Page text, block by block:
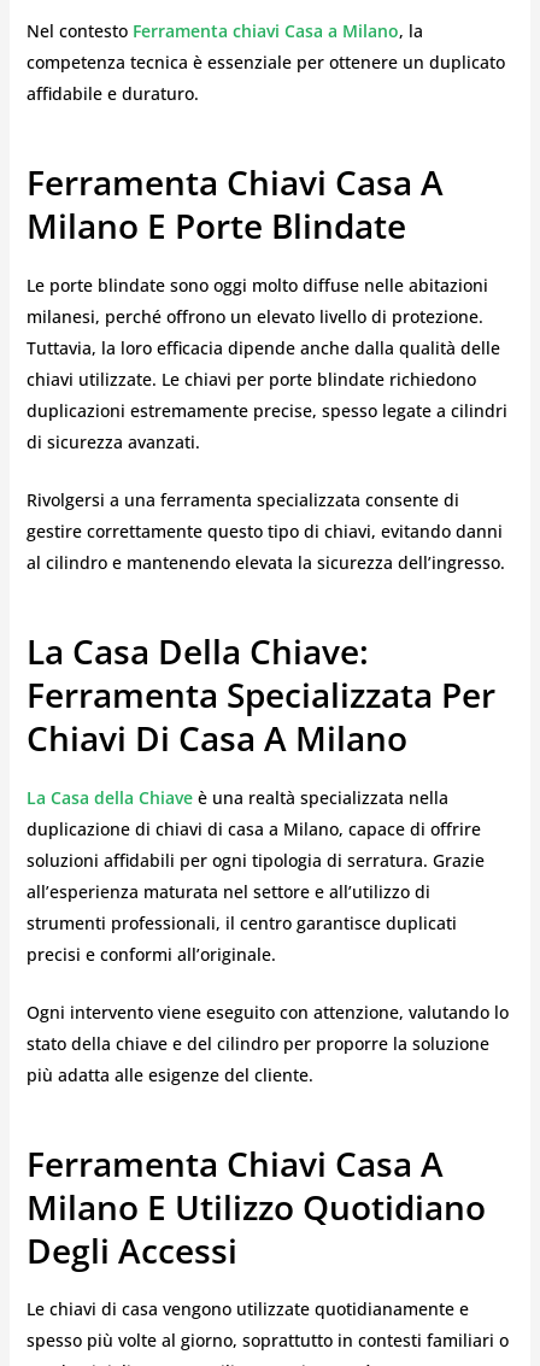
Nel contesto Ferramenta chiavi Casa a Milano, la
competenza tecnica è essenziale per ottenere un duplicato
affidabile e duraturo.
Ferramenta Chiavi Casa A
Milano E Porte Blindate
Le porte blindate sono oggi molto diffuse nelle abitazioni
milanesi, perché offrono un elevato livello di protezione.
Tuttavia, la loro efficacia dipende anche dalla qualità delle
chiavi utilizzate. Le chiavi per porte blindate richiedono
duplicazioni estremamente precise, spesso legate a cilindri
di sicurezza avanzati.
Rivolgersi a una ferramenta specializzata consente di
gestire correttamente questo tipo di chiavi, evitando danni
al cilindro e mantenendo elevata la sicurezza dell’ingresso.
La Casa Della Chiave:
Ferramenta Specializzata Per
Chiavi Di Casa A Milano
La Casa della Chiaveè una realtà specializzata nella
duplicazione di chiavi di casa a Milano, capace di offrire
soluzioni affidabili per ogni tipologia di serratura. Grazie
all’esperienza maturata nel settore e all’utilizzo di
strumenti professionali, il centro garantisce duplicati
precisi e conformi all’originale.
Ogni intervento viene eseguito con attenzione, valutando lo
stato della chiave e del cilindro per proporre la soluzione
più adatta alle esigenze del cliente.
Ferramenta Chiavi Casa A
Milano E Utilizzo Quotidiano
Degli Accessi
Le chiavi di casa vengono utilizzate quotidianamente e
spesso più volte al giorno, soprattutto in contesti familiari o